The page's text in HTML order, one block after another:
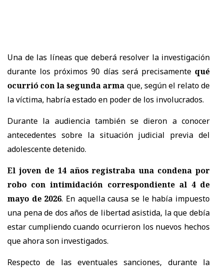
Una de las líneas que deberá resolver la investigación
durante los próximos 90 días será precisamentequé
ocurrió con la segunda arma que, según el relato de
la víctima, habría estado en poder de los involucrados.
Durante la audiencia también se dieron a conocer
antecedentes sobre la situación judicial previa del
adolescente detenido.
El joven de 14 años registraba una condena por
robo con intimidación correspondiente al 4 de
mayo de 2026. En aquella causa se le había impuesto
una pena de dos años de libertad asistida, la que debía
estar cumpliendo cuando ocurrieron los nuevos hechos
que ahora son investigados.
Respecto de las eventuales sanciones, durante la